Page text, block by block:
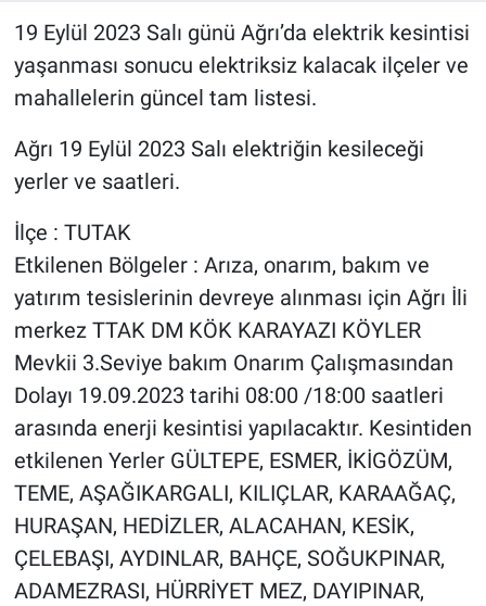
19 Eylül 2023 Salı günü Ağrı’da elektrik kesintisi
yaşanması sonucu elektriksiz kalacak ilçeler ve
mahallelerin güncel tam listesi.
Ağrı 19 Eylül 2023 Salı elektriğin kesileceği
yerler ve saatleri.
İlçe : TUTAK
Etkilenen Bölgeler : Arıza, onarım, bakım ve
yatırım tesislerinin devreye alınması için Ağrı İli
merkez TTAK DM KÖK KARAYAZI KÖYLER
Mevkii 3.Seviye bakım Onarım Çalışmasından
Dolayı 19.09.2023 tarihi 08:00 /18:00 saatleri
arasında enerji kesintisi yapılacaktır. Kesintiden
etkilenen Yerler GÜLTEPE, ESMER, İKİGÖZÜM,
TEME, AŞAĞIKARGALI, KILIÇLAR, KARAAĞAÇ,
HURAŞAN, HEDİZLER, ALACAHAN, KESİK,
ÇELEBAŞI, AYDINLAR, BAHÇE, SOĞUKPINAR,
ADAMEZRASI, HÜRRİYET MEZ, DAYIPINAR,